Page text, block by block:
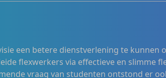
een betere dienstverlening te kunnen
flexwerkers via effectieve en slimme
vraag van studenten ontstond er